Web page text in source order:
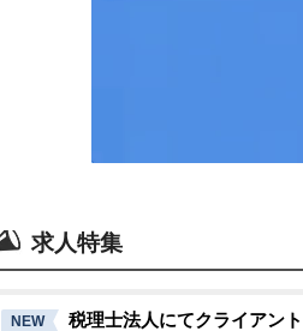
求人特集
NEW
税理士法人にてクライアン